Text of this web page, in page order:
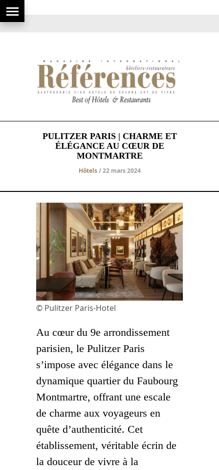
PULITZER PARIS | CHARME ET
ÉLÉGANCE AU CŒUR DE
MONTMARTRE
Hôtels/ 22 mars 2024
© Pulitzer Paris-Hotel
Au cœur du 9e arrondissement
parisien, le Pulitzer Paris
s’impose avec élégance dans le
dynamique quartier du Faubourg
Montmartre, offrant une escale
de charme aux voyageurs en
quête d’authenticité. Cet
établissement, véritable écrin de
la douceur de vivre à la